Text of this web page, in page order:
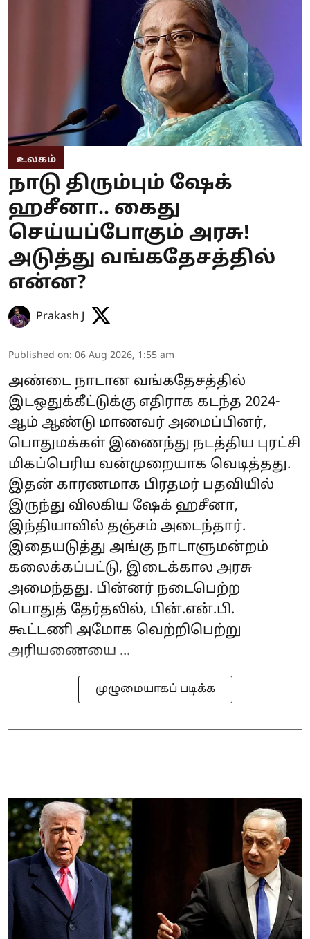
உலகம்
நாடு திரும்பும் ஷேக்
ஹசீனா.. கைது
செய்யப்போகும் அரசு!
அடுத்து வங்கதேசத்தில்
என்ன?
Prakash J
Published on: 06 Aug 2026, 1:55 am
அண்டை நாடான வங்கதேசத்தில்
இடஒதுக்கீட்டுக்கு எதிராக கடந்த 2024-
ஆம் ஆண்டு மாணவர் அமைப்பினர்,
பொதுமக்கள் இணைந்து நடத்திய புரட்சி
மிகப்பெரிய வன்முறையாக வெடித்தது.
இதன் காரணமாக பிரதமர் பதவியில்
இருந்து விலகிய ஷேக் ஹசீனா,
இந்தியாவில் தஞ்சம் அடைந்தார்.
இதையடுத்து அங்கு நாடாளுமன்றம்
கலைக்கப்பட்டு, இடைக்கால அரசு
அமைந்தது. பின்னர் நடைபெற்ற
பொதுத் தேர்தலில், பின்.என்.பி.
கூட்டணி அமோக வெற்றிபெற்று
அரியணையை ...
முழுமையாகப் படிக்க